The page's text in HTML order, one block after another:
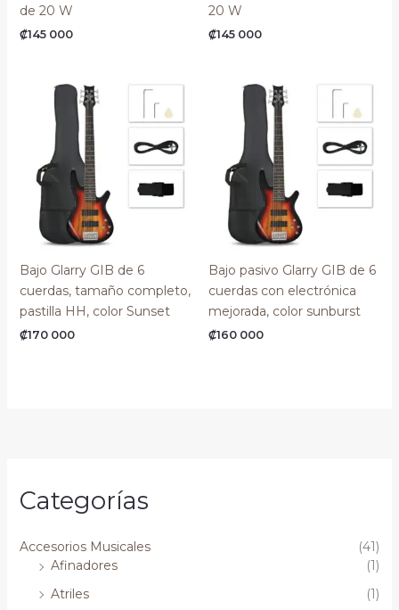
Categorías
Accesorios Musicales
(41)
Afinadores
(1)
Atriles
(1)
de 20 W
₡145 000
20 W
₡145 000
Bajo Glarry GIB de 6
cuerdas, tamaño completo,
pastilla HH, color Sunset
₡170 000
Bajo pasivo Glarry GIB de 6
cuerdas con electrónica
mejorada, color sunburst
₡160 000